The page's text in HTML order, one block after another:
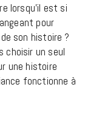
lorsqu’il est si
pour
son histoire ?
un seul
une histoire
fonctionne à